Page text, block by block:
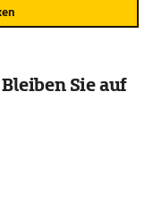
Sie auf